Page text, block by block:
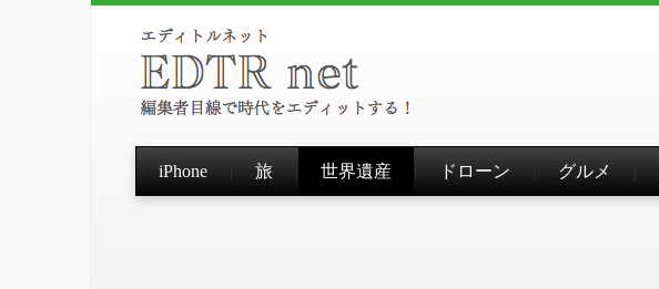
iPhone 旅 世界遺産 ドローン グルメ